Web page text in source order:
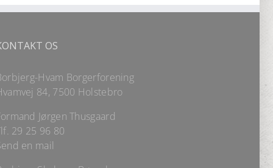
OS
Hvam Borgerforening
84, 7500 Holstebro
Jørgen Thusgaard
29 25 96 80
en mail